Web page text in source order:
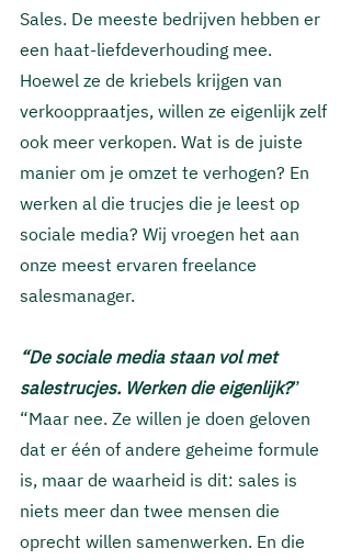
Sales. De meeste bedrijven hebben er
een haat-liefdeverhouding mee.
Hoewel ze de kriebels krijgen van
verkooppraatjes, willen ze eigenlijk zelf
ook meer verkopen. Wat is de juiste
manier om je omzet te verhogen? En
werken al die trucjes die je leest op
sociale media? Wij vroegen het aan
onze meest ervaren freelance
salesmanager.
“De sociale media staan vol met
salestrucjes. Werken die eigenlijk?”
“Maar nee. Ze willen je doen geloven
dat er één of andere geheime formule
is, maar de waarheid is dit: sales is
niets meer dan twee mensen die
oprecht willen samenwerken. En die